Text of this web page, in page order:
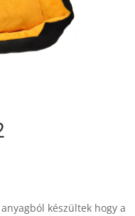
készültek hogy a